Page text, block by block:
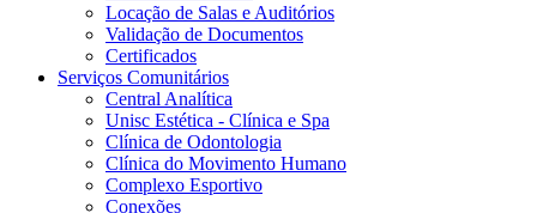
Locação de Salas e Auditórios
Validação de Documentos
Certificados
Serviços Comunitários
Central Analítica
Unisc Estética - Clínica e Spa
Clínica de Odontologia
Clínica do Movimento Humano
Complexo Esportivo
Conexões